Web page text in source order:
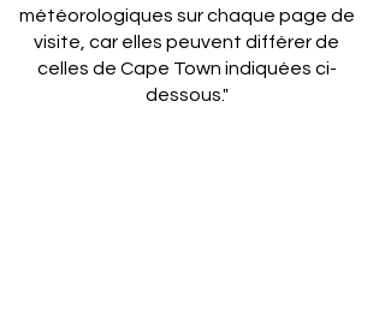
météorologiques sur chaque page de
visite, car elles peuvent différer de
celles de Cape Town indiquées ci-
dessous."